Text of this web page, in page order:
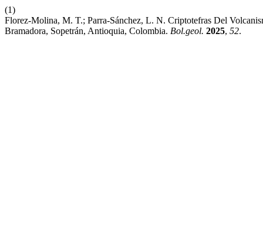
(1)
Florez-Molina, M. T.; Parra-Sánchez, L. N. Criptotefras Del
Bramadora, Sopetrán, Antioquia, Colombia. Bol.geol. 2025, 52.